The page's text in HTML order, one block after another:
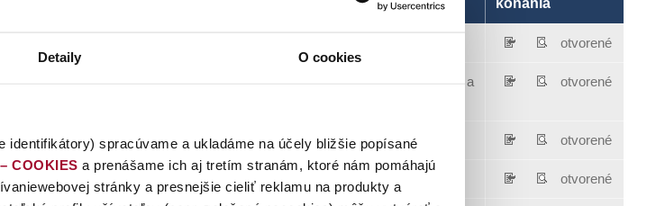
Detaily O cookies
identifikátory) spracúvame a ukladáme na účely bližšie popísané
COOKIES a prenášame ich aj tretím stranám, ktoré nám pomáhajú
stránky a presnejšie cieliť reklamu na produkty a
konania
otvorené
dodávateľa na dodávky drevených dosiek, foršní a hranolov do skladu Žilina a
otvorené
Riadeného Pretlaku na stavbu Zázrivá Ráztoky otvorené
podpora PrivacyIDEA otvorené